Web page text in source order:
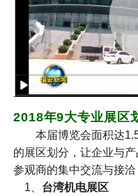
2018年9大专业展区
本届博览会面积达1.5
的展区划分，让企业与
参观商的集中交流与接洽
1、 台湾机电展区